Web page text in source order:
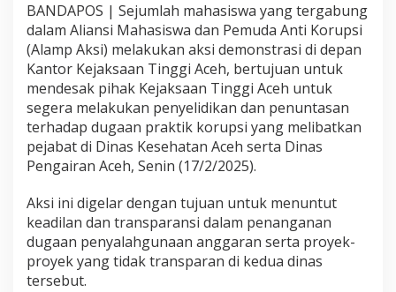
BANDAPOS | Sejumlah mahasiswa yang tergabung
dalam Aliansi Mahasiswa dan Pemuda Anti Korupsi
(Alamp Aksi) melakukan aksi demonstrasi di depan
Kantor Kejaksaan Tinggi Aceh, bertujuan untuk
mendesak pihak Kejaksaan Tinggi Aceh untuk
segera melakukan penyelidikan dan penuntasan
terhadap dugaan praktik korupsi yang melibatkan
pejabat di Dinas Kesehatan Aceh serta Dinas
Pengairan Aceh, Senin (17/2/2025).
Aksi ini digelar dengan tujuan untuk menuntut
keadilan dan transparansi dalam penanganan
dugaan penyalahgunaan anggaran serta proyek-
proyek yang tidak transparan di kedua dinas
tersebut.